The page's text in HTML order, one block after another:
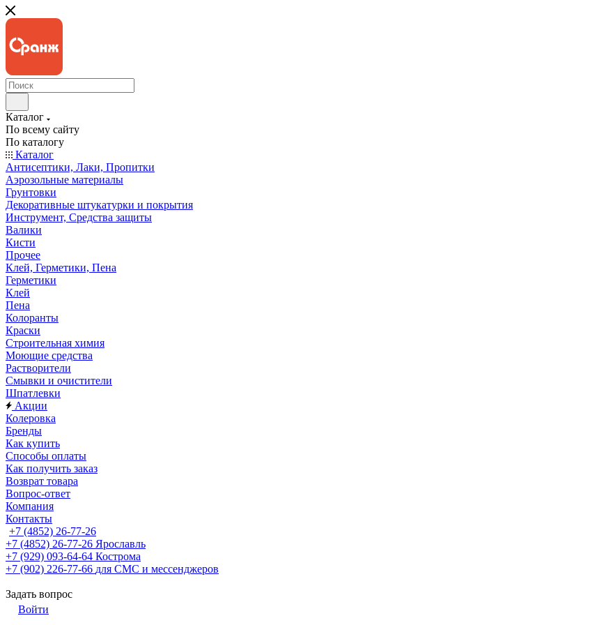
Каталог
По всему сайту
По каталогу
Каталог
Антисептики, Лаки, Пропитки
Аэрозольные материалы
Грунтовки
Декоративные штукатурки и покрытия
Инструмент, Средства защиты
Валики
Кисти
Прочее
Клей, Герметики, Пена
Герметики
Клей
Пена
Колоранты
Краски
Строительная химия
Моющие средства
Растворители
Смывки и очистители
Шпатлевки
Акции
Колеровка
Бренды
Как купить
Способы оплаты
Как получить заказ
Возврат товара
Вопрос-ответ
Компания
Контакты
+7 (4852) 26-77-26
+7 (4852) 26-77-26 Ярославль
+7 (929) 093-64-64 Кострома
+7 (902) 226-77-66 для СМС и мессенджеров
Задать вопрос
Войти